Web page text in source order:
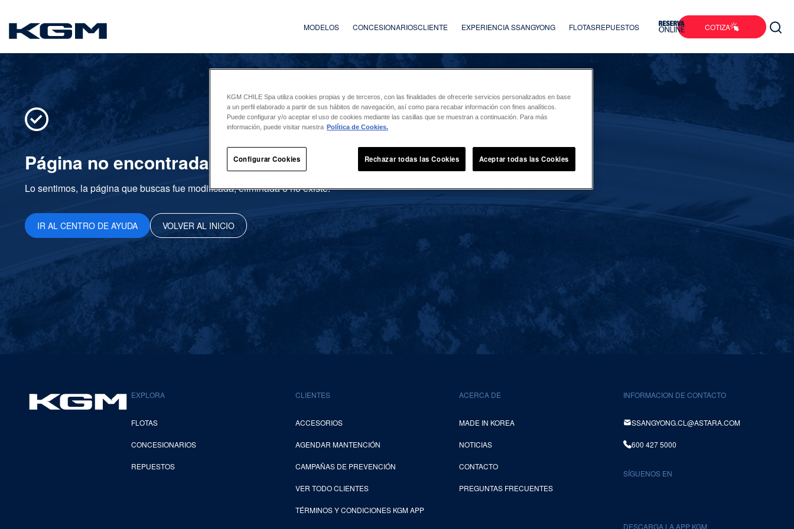
SsangYong MODELOS CONCESIONARIOSCLIENTE EXPERIENCIA SSANGYONG FLOTASREPUESTOS COTIZA
Página no encontrada
Lo sentimos, la página que buscas fue modificada, eliminada o no existe.
IR AL CENTRO DE AYUDA VOLVER AL INICIO
EXPLORA
FLOTAS
CONCESIONARIOS
REPUESTOS
CLIENTES
ACCESORIOS
AGENDAR MANTENCIÓN
CAMPAÑAS DE PREVENCIÓN
VER TODO CLIENTES
TÉRMINOS Y CONDICIONES KGM APP
ACERCA DE
MADE IN KOREA
NOTICIAS
CONTACTO
PREGUNTAS FRECUENTES
INFORMACION DE CONTACTO
SSANGYONG.CL@ASTARA.COM
600 427 5000
SÍGUENOS EN
DESCARGA LA APP KGM
KGM CHILE Spa utiliza cookies propias y de terceros, con las finalidades de ofrecerle servicios personalizados en base
a un perfil elaborado a partir de sus hábitos de navegación, así como para recabar información con fines analíticos.
Puede configurar y/o aceptar el uso de cookies mediante las casillas que se muestran a continuación. Para más
información, puede visitar nuestra Política de Cookies.
Configurar Cookies Rechazar todas las Cookies Aceptar todas las Cookies